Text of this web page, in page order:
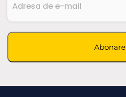
CAPTCHA
Abonare